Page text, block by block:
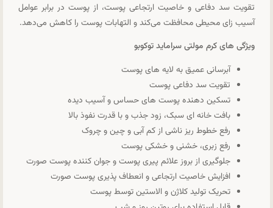
تقویت سد دفاعی و خاصیت ارتجاعی پوست، از پوست در برابر عوامل
آسیب زای محیطی محافظت می‌کند و التهابات پوست را کاهش می‌دهد.
ویژگی های کرم مولتی سراماید توکوبو
آبرسانی عمیق به لایه های پوست
تقویت سد دفاعی پوست
تسکین دهنده پوست های حساس و آسیب دیده
بافت خانه ای سبک، زود جذب و با قدرت نفوذ بالا
رفع خطوط ریز ناشی از کم آبی و چین و چروک
رفع زبری، خشنی و خشکی پوست
جلوگیری از بروز علائم پیری پوست و جوان کننده پوست صورت
افزایش خاصیت ارتجاعی و انعطاف پذیری پوست صورت
تحریک تولید کلاژن و الاستین توسط پوست